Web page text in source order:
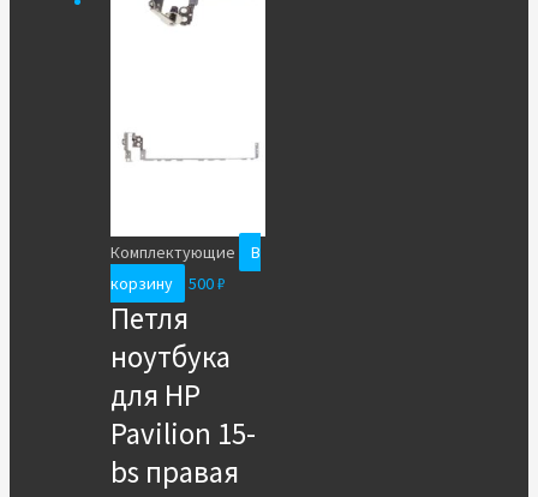
Комплектующие
В
корзину
500₽
Петля
ноутбука
для HP
Pavilion 15-
bs правая